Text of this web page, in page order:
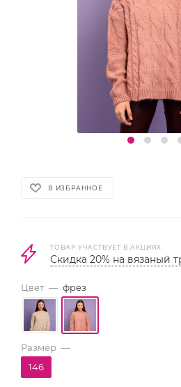
В ИЗБРАННОЕ
ТОВАР УЧАСТВУЕТ В АКЦИЯХ
Скидка 20% на вязаный
Цвет — фрез
Размер —
146